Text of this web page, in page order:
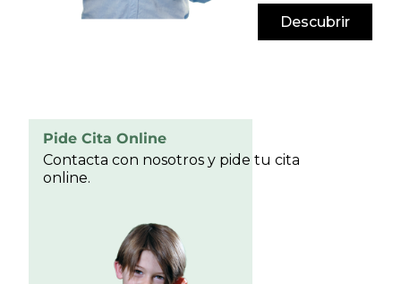
Descubrir
Pide Cita Online
Contacta con nosotros y pide tu cita
online.